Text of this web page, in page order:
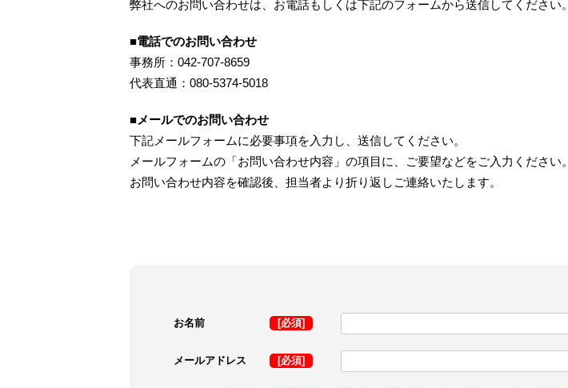
弊社へのお問い合わせは、お電話もしくは下記のフォームから送信してください。
■電話でのお問い合わせ
事務所：042-707-8659
代表直通：080-5374-5018
■メールでのお問い合わせ
下記メールフォームに必要事項を入力し、送信してください。
メールフォームの「お問い合わせ内容」の項目に、ご要望などをご入力ください。
お問い合わせ内容を確認後、担当者より折り返しご連絡いたします。
お名前 [必須]
メールアドレス [必須]